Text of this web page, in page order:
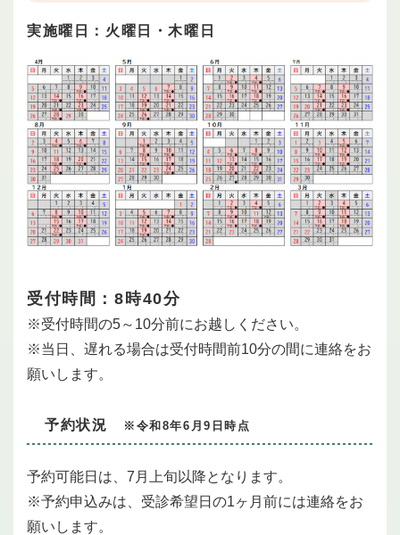
実施曜日：火曜日・木曜日
受付時間： 8時40分
※受付時間の5～10分前にお越しください。
※当日、遅れる場合は受付時間前10分の間に連絡をお
願いします。
予約状況 ※令和8年6月9日時点
予約可能日は、7月上旬以降となります。
※予約申込みは、受診希望日の1ヶ月前には連絡をお
願いします。